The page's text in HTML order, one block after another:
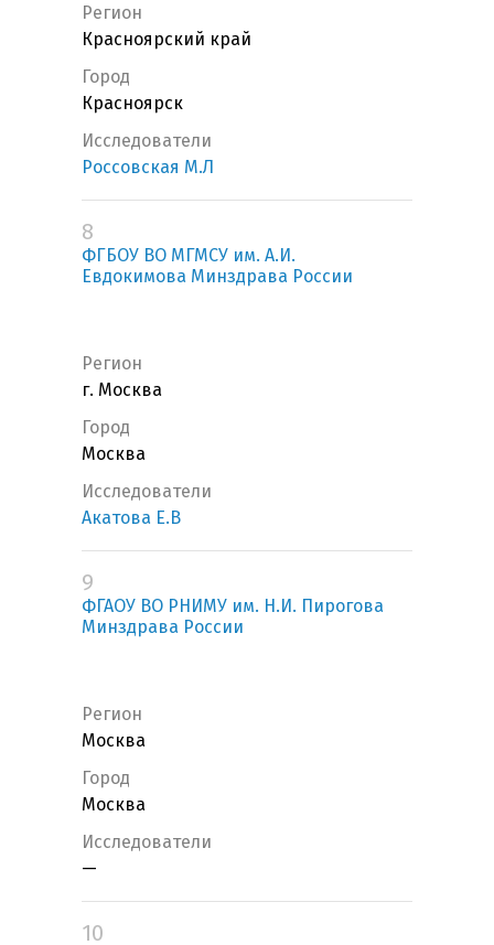
Регион
Красноярский край
Город
Красноярск
Исследователи
Россовская М.Л
8
ФГБОУ ВО МГМСУ им. А.И.
Евдокимова Минздрава России
Регион
г. Москва
Город
Москва
Исследователи
Акатова Е.В
9
ФГАОУ ВО РНИМУ им. Н.И. Пирогова
Минздрава России
Регион
Москва
Город
Москва
Исследователи
—
10